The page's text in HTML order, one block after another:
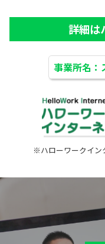
詳細は
事業所名：
※ハローワークイン